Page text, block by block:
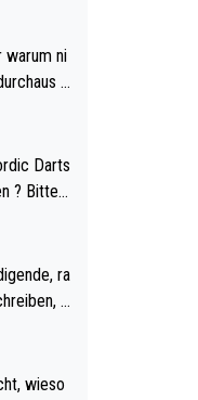
warum ni
Qualifi
spiele
musste
ich gla
w
? Bitte
ra
d
der übe
wieso